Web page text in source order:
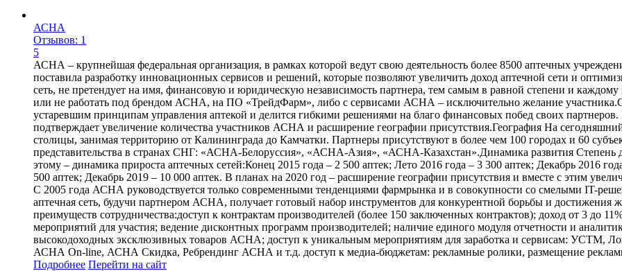
АСНА
Отзывов: 1
5
АСНА – крупнейшая федеральная организация, в рамках которой ведут свою деятельность более 8500 аптечных
поставила разработку инновационных сервисов и решений, которые позволяют увеличить доход аптечной сети и
сеть, не претендует на имя, финансовую и юридическую независимость партнера, тем самым в равной степени и каждому
или не работать под брендом АСНА, на ПО «ТрейдФарм», либо с сервисами АСНА – исключительно желание
устаревшим принципам управления аптекой и делится гибкими решениями на благо финансовых побед своих
подтверждает увеличение количества участников АСНА и расширение географии присутствия.География На
столицы, занимая территорию от Калининграда до Камчатки. Партнеры присутствуют в более чем 100 городах и 60
представительства в странах СНГ: «АСНА-Белоруссия», «АСНА-Азия», «АСНА-Казахстан».Динамика развития
этому – динамика прироста аптечных сетей:Конец 2015 года – 2 500 аптек; Лето 2016 года – 3 300 аптек; Декабрь 2016
500 аптек; Декабрь 2019 – 10 000 аптек. В планах на 2020 год – расширение географии присутствия и вместе с этим
С 2005 года АСНА руководствуется только современными тенденциями фармрынка и в совокупности со смелыми IT-
аптечная сеть, будучи партнером АСНА, получает готовый набор инструментов для конкурентной борьбы и достижения
преимуществ сотрудничества:доступ к контрактам производителей (более 150 заключенных контрактов); доход от 3 до
мероприятий для участия; ведение дисконтных программ производителей; наличие единого модуля отчетности и
высокодоходных эксклюзивных товаров АСНА; доступ к уникальным мероприятиям для заработка и сервисам:
АСНА On-line, АСНА Скидка, Ребрендинг АСНА и т.д. доступ к медиа-бюджетам: рекламные ролики, размещение рекламы
Подробнее Перейти на сайт